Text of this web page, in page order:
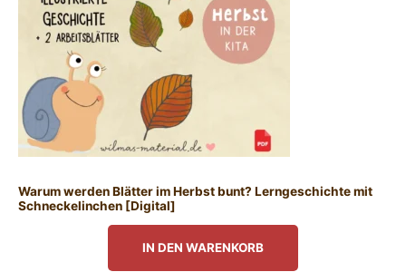
Warum werden Blätter im Herbst bunt? Lerngeschichte mit
Schneckelinchen [Digital]
IN DEN WARENKORB